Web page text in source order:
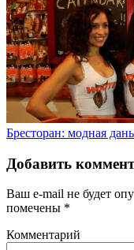
Бресторан: модная
Добавить
Ваш e-mail не будет
помечены *
Комментарий